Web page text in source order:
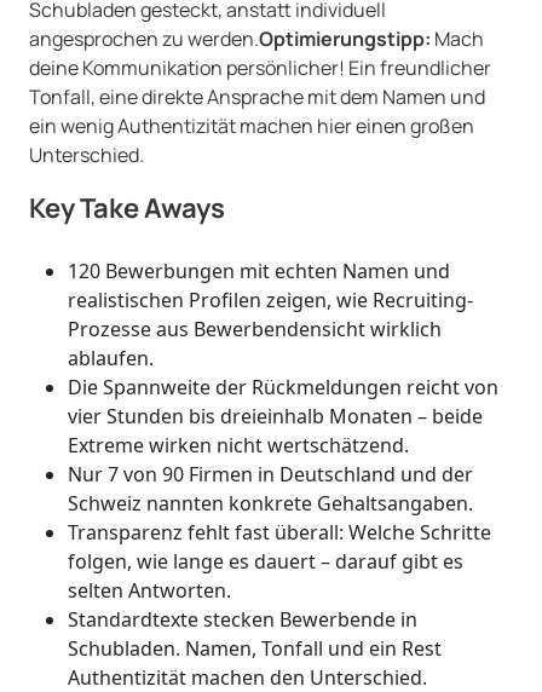
Schubladen gesteckt, anstatt individuell
angesprochen zu werden.Optimierungstipp: Mach
deine Kommunikation persönlicher! Ein freundlicher
Tonfall, eine direkte Ansprache mit dem Namen und
ein wenig Authentizität machen hier einen großen
Unterschied.
Key Take Aways
120 Bewerbungen mit echten Namen und
realistischen Profilen zeigen, wie Recruiting-
Prozesse aus Bewerbendensicht wirklich
ablaufen.
Die Spannweite der Rückmeldungen reicht von
vier Stunden bis dreieinhalb Monaten – beide
Extreme wirken nicht wertschätzend.
Nur 7 von 90 Firmen in Deutschland und der
Schweiz nannten konkrete Gehaltsangaben.
Transparenz fehlt fast überall: Welche Schritte
folgen, wie lange es dauert – darauf gibt es
selten Antworten.
Standardtexte stecken Bewerbende in
Schubladen. Namen, Tonfall und ein Rest
Authentizität machen den Unterschied.